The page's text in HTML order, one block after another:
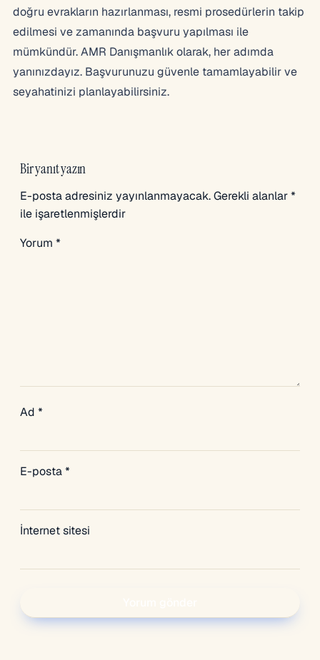
doğru evrakların hazırlanması, resmi prosedürlerin takip
edilmesi ve zamanında başvuru yapılması ile
mümkündür. AMR Danışmanlık olarak, her adımda
yanınızdayız. Başvurunuzu güvenle tamamlayabilir ve
seyahatinizi planlayabilirsiniz.
Bir yanıt yazın
E-posta adresiniz yayınlanmayacak.Gerekli alanlar*
ile işaretlenmişlerdir
Yorum *
Ad *
E-posta*
İnternet sitesi